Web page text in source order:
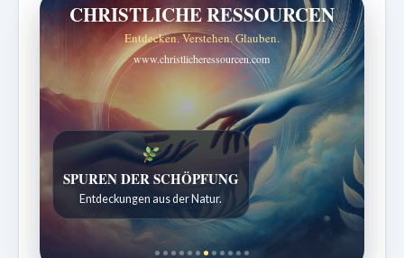
CHRISTLICHE RESSOURCEN
Entdecken. Verstehen. Glauben.
www.christlicheressourcen.com
SPUREN DER SCHÖPFUNG
Entdeckungen aus der Natur.